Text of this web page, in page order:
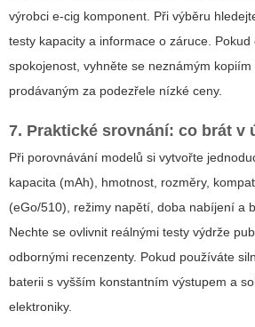
výrobci e-cig komponent. Při výběru
testy kapacity a informace o záruce.
spokojenost, vyhněte se neznámým
prodávaným za podezřele nízké ceny.
7. Praktické srovnání: co brát v
Při porovnávání modelů si vytvořte
kapacita (mAh), hmotnost, rozměry,
(eGo/510), režimy napětí, doba nabíjení a
Nechte se ovlivnit reálnými testy výdrže
odbornými recenzenty. Pokud používáte
baterii s vyšším konstantním výstupem a
elektroniky.